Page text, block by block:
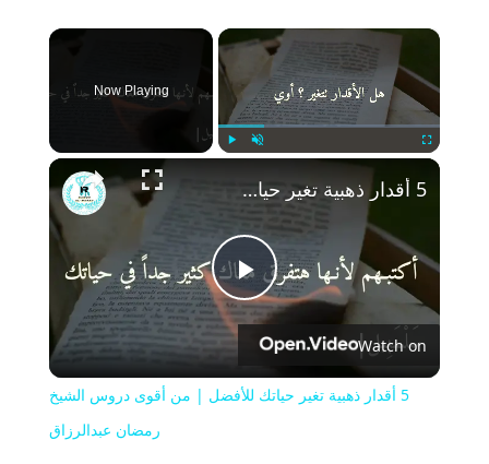
×
Fullscreen
Now Playing
Play
Video
5 أقدار ذهبية تغير حياتك للأفضل | من أقوى دروس الشيخ رمضان عبدالرزاق
Watch on
5 أقدار ذهبية تغير حياتك للأفضل | من أقوى دروس الشيخ
رمضان عبدالرزاق